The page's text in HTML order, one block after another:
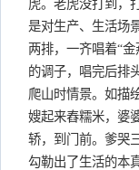
虎。老虎没打到，
是对生产、生活场
两排，一齐唱着“
的调子，唱完后排
爬山时情景。如描
嫂起来舂糯米，婆
轿，到门前。爹哭
勾勒出了生活的本